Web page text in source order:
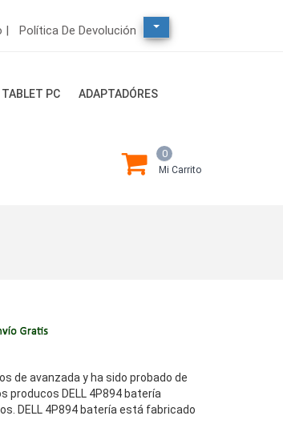
| Política De Devolución
TABLET PC ADAPTADÓRES
0
Mi Carrito
de avanzada y ha sido probado de
producos DELL 4P894 batería
DELL 4P894 batería está fabricado